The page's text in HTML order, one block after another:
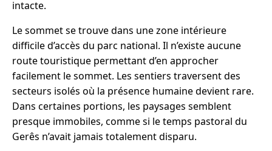
intacte.
Le sommet se trouve dans une zone intérieure
difficile d’accès du parc national. Il n’existe aucune
route touristique permettant d’en approcher
facilement le sommet. Les sentiers traversent des
secteurs isolés où la présence humaine devient rare.
Dans certaines portions, les paysages semblent
presque immobiles, comme si le temps pastoral du
Gerês n’avait jamais totalement disparu.